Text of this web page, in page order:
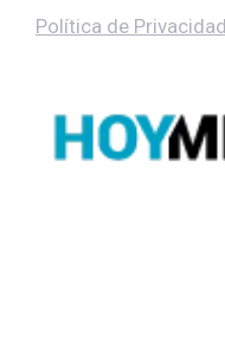
Política de